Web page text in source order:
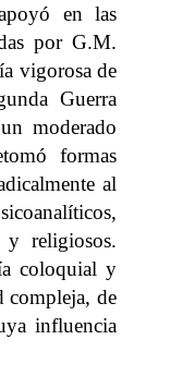
en las
por G.M.
vigorosa de
Guerra
moderado
formas
al
y religiosos.
coloquial y
compleja, de
influencia